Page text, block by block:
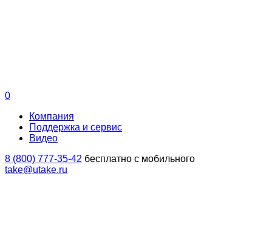
0
Компания
Поддержка и сервис
Видео
8 (800) 777-35-42 бесплатно с мобильного
take@utake.ru